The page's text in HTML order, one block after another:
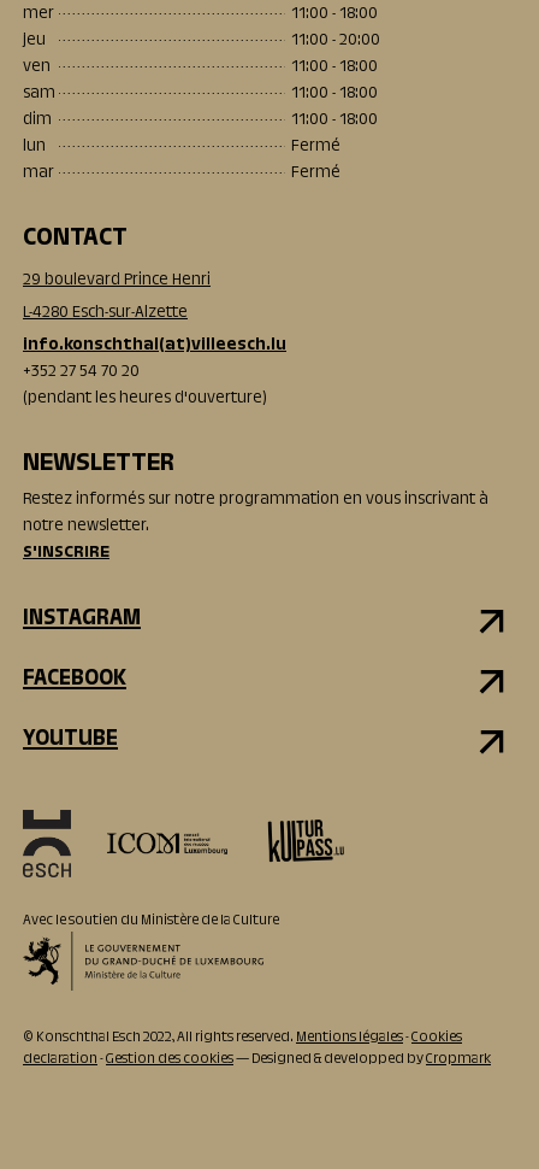
mer
11:00 - 18:00
jeu
11:00 - 20:00
ven
11:00 - 18:00
sam
11:00 - 18:00
dim
11:00 - 18:00
lun
Fermé
mar
Fermé
CONTACT
29 boulevard Prince Henri
L-4280 Esch-sur-Alzette
info.konschthal(at)villeesch.lu
+352 27 54 70 20
(pendant les heures d'ouverture)
NEWSLETTER
Restez informés sur notre programmation en vous inscrivant à
notre newsletter.
S'INSCRIRE
INSTAGRAM
FACEBOOK
YOUTUBE
Avec le soutien du Ministère de la Culture
© Konschthal Esch 2022, All rights reserved.Mentions légales-Cookies
declaration-Gestion des cookies— Designed & developped byCropmark